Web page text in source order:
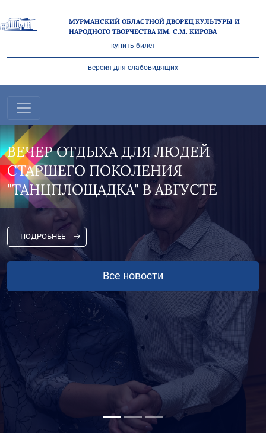
МУРМАНСКИЙ ОБЛАСТНОЙ ДВОРЕЦ КУЛЬТУРЫ И
НАРОДНОГО ТВОРЧЕСТВА ИМ. С.М. КИРОВА
купить билет
версия для слабовидящих
"НА СЕВЕРЕ ЛЕТО" В САМОМ
РАЗГАРЕ!
ПОДРОБНЕЕ
Все новости